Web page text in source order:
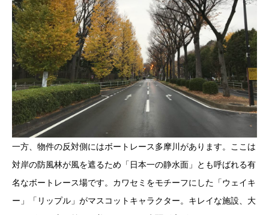
一方、物件の反対側にはボートレース多摩川があります。ここは
対岸の防風林が風を遮るため「日本一の静水面」とも呼ばれる有
名なボートレース場です。カワセミをモチーフにした「ウェイキ
ー」「リップル」がマスコットキャラクター。キレイな施設、大